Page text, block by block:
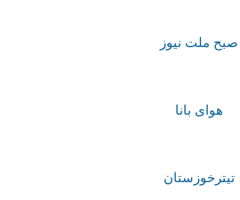
صبح ملت نیوز
هوای بانا
تیترخوزستان